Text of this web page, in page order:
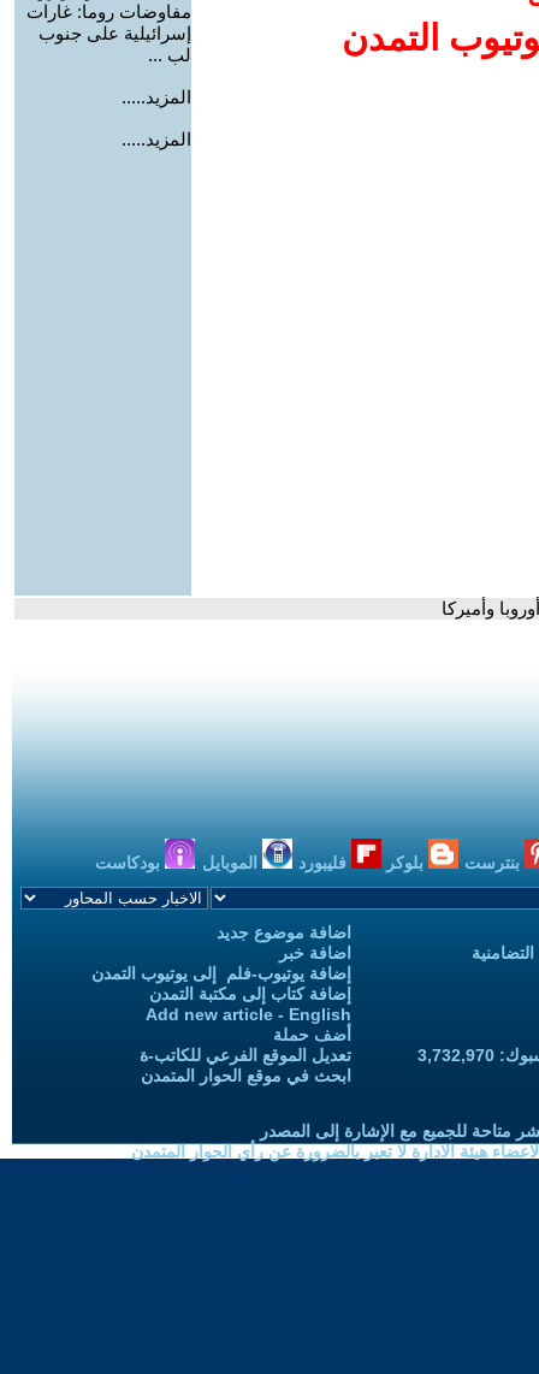
التمدن
مفاوضات روما: غارات
إسرائيلية على جنوب
لب ...
المزيد.....
المزيد.....
وأميركا
بنترست بلوكر فليبورد الموبايل بودكاست
اضافة موضوع جديد
اضافة خبر
إضافة يوتيوب-فلم إلى يوتيوب التمدن
إضافة كتاب إلى مكتبة التمدن
Add new article - English
أضف حملة
تعديل الموقع الفرعي للكاتب-ة
ابحث في موقع الحوار المتمدن
متاحة للجميع مع الإشارة إلى المصدر
هيئة الادارة لا تعبر بالضرورة عن رأي الحوار المتمدن